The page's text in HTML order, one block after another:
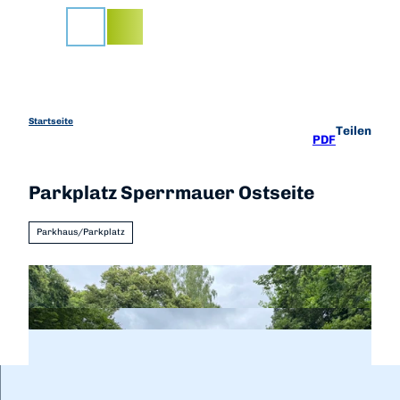
Startseite
PDF
Teilen
Parkplatz Sperrmauer Ostseite
Parkhaus/Parkplatz